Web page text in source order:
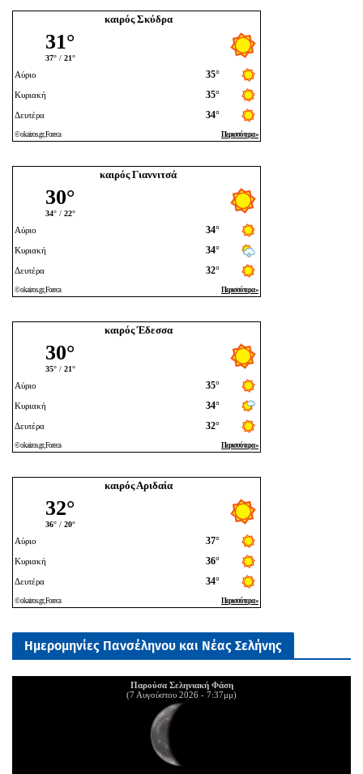
καιρός Σκύδρα
καιρός Γιαννιτσά
καιρός Έδεσσα
καιρός Αριδαία
Ημερομηνίες Πανσέληνου και Νέας Σελήνης
Παρούσα Σεληνιακή Φάση
(7 Αυγούστου 2026 - 7:37μμ)